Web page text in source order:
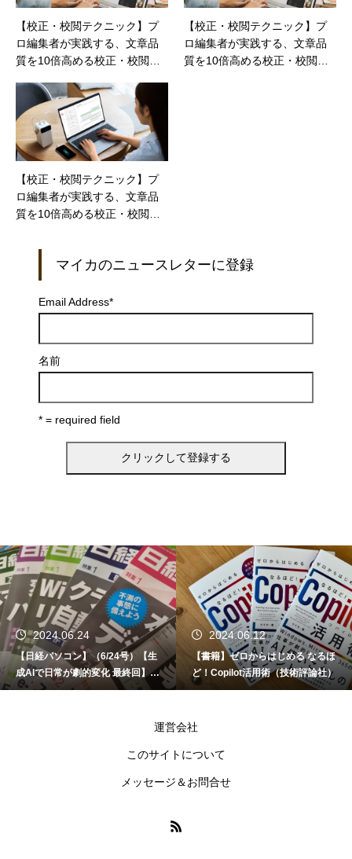
【校正・校閲テクニック】プ
ロ編集者が実践する、文章品
質を10倍高める校正・校閲テ
【校正・校閲テクニック】プ
ロ編集者が実践する、文章品
質を10倍高める校正・校閲テ
【校正・校閲テクニック】プ
ロ編集者が実践する、文章品
質を10倍高める校正・校閲テ
マイカのニュースレターに登録
Email Address*
名前
* = required field
2024.06.24
【日経パソコン】（6/24号）【生
成AIで日常が劇的変化 最終回】 A
I時代のアプリケーション／サービ
2024.06.12
【書籍】ゼロからはじめる なるほ
ど！Copilot活用術（技術評論社）
運営会社
このサイトについて
メッセージ＆お問合せ